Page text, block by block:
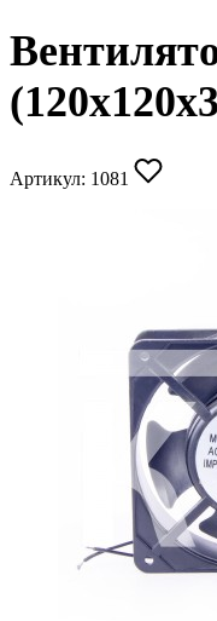
Артикул: 1081